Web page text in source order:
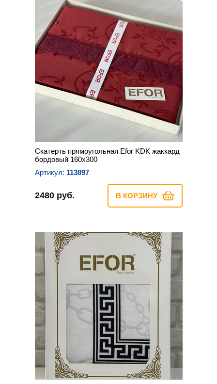
Скатерть прямоугольная Efor KDK жаккард
бордовый 160х300
Артикул: 113897
2480 руб. В КОРЗИНУ